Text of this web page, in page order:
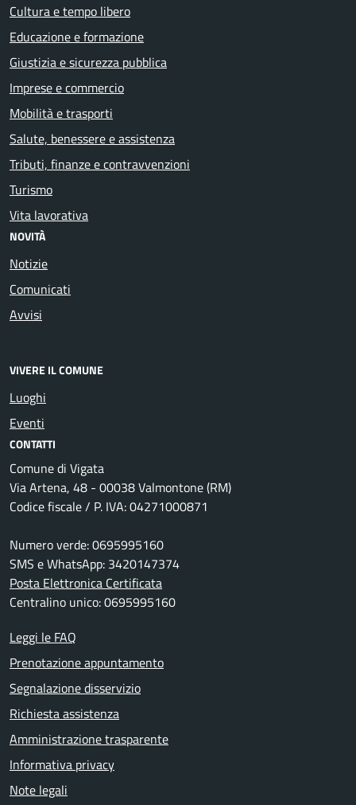
Cultura e tempo libero
Educazione e formazione
Giustizia e sicurezza pubblica
Imprese e commercio
Mobilità e trasporti
Salute, benessere e assistenza
Tributi, finanze e contravvenzioni
Turismo
Vita lavorativa
NOVITÀ
Notizie
Comunicati
Avvisi
VIVERE IL COMUNE
Luoghi
Eventi
CONTATTI
Comune di Vigata
Via Artena, 48 - 00038 Valmontone (RM)
Codice fiscale / P. IVA: 04271000871
Numero verde: 0695995160
SMS e WhatsApp: 3420147374
Posta Elettronica Certificata
Centralino unico: 0695995160
Leggi le FAQ
Prenotazione appuntamento
Segnalazione disservizio
Richiesta assistenza
Amministrazione trasparente
Informativa privacy
Note legali